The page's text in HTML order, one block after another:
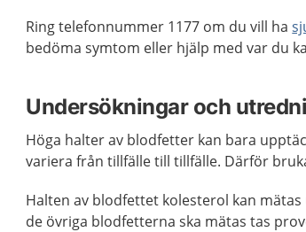
Ring telefonnummer 1177 om du vill ha
bedöma symtom eller hjälp med var du
Undersökningar och
Höga halter av blodfetter kan bara
variera från tillfälle till tillfälle. Därför
Halten av blodfettet kolesterol kan
de övriga blodfetterna ska mätas tas